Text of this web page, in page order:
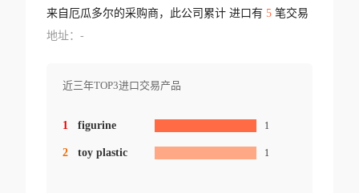
来自厄瓜多尔的采购商，此公司累计 进口有 5笔交易
地址：-
近三年TOP3进口交易产品
1 figurine 1
2 toy plastic 1